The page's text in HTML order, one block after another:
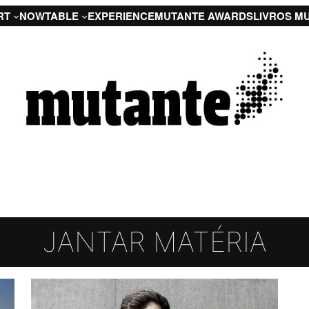
NOWTABLE EXPERIENCEMUTANTE AWARDSLIVROS
JANTAR MATÉRIA